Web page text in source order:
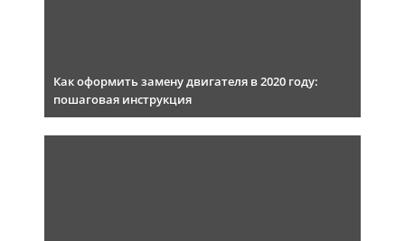
Как оформить замену двигателя в 2020 году:
пошаговая инструкция